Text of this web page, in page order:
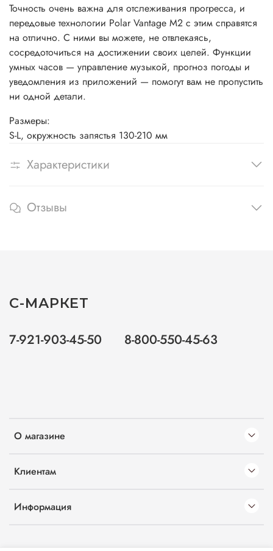
Точность очень важна для отслеживания прогресса, и
передовые технологии Polar Vantage M2 с этим справятся
на отлично. С ними вы можете, не отвлекаясь,
сосредоточиться на достижении своих целей. Функции
умных часов — управление музыкой, прогноз погоды и
уведомления из приложений — помогут вам не пропустить
ни одной детали.
Размеры:
S-L, окружность запястья 130-210 мм
Характеристики
Отзывы
О магазине
Клиентам
Информация
С-МАРКЕТ
7-921-903-45-50 8-800-550-45-63